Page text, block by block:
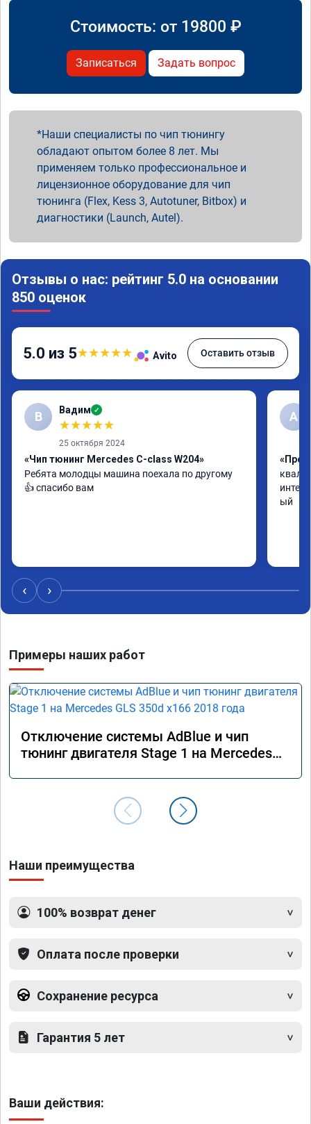
Стоимость: от 19800 ₽
Записаться Задать вопрос
Наши специалисты по чип тюнингу
обладают опытом более 8 лет. Мы
применяем только профессиональное и
лицензионное оборудование для чип
тюнинга (Flex, Kess 3, Autotuner, Bitbox) и
диагностики (Launch, Autel).
Отзывы о нас: рейтинг 5.0 на основании
850 оценок
5.0 из 5★★★★★ Avito Оставить отзыв
В Вадим ✓
★★★★★
25 октября 2024
«Чип тюнинг Mercedes C-class W204»
Ребята молодцы машина поехала по другому
👍 спасибо вам
А
ый
‹ ›
Примеры наших работ
Отключение системы AdBlue и чип
тюнинг двигателя Stage 1 на Mercedes
Наши преимущества
100% возврат денег
Оплата после проверки
Сохранение ресурса
Гарантия 5 лет
Ваши действия: